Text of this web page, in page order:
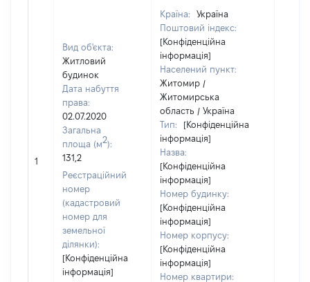
1
Вид об'єкта:
Житловий
будинок
Дата набуття
права:
02.07.2020
Загальна
площа (м2):
131,2
Реєстраційний
номер
(кадастровий
номер для
земельної
ділянки):
[Конфіденційна
інформація]
Країна:
Україна
Поштовий індекс:
[Конфіденційна
інформація]
Населений пункт:
Житомир /
Житомирська
область / Україна
Тип:
[Конфіденційна
інформація]
Назва:
[Конфіденційна
інформація]
Номер будинку:
[Конфіденційна
інформація]
Номер корпусу:
[Конфіденційна
інформація]
Номер квартири: